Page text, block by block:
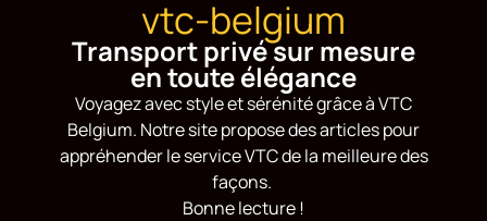
vtc-belgium
Transport privé sur mesure
en toute élégance
Voyagez avec style et sérénité grâce à VTC
Belgium. Notre site propose des articles pour
appréhender le service VTC de la meilleure des
façons.
Bonne lecture !